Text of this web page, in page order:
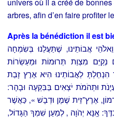
univers où il a créé de
arbres, afin d’en faire profiter
Après la bénédiction il est
וֵאלֹהֵי אֲבוֹתֵינוּ, שֶׁתַּעֲלֵנוּ בְּשִׂמְחָה
נְקַיֵּם מִצְוַת תְּרוּמוֹת וּמַעַשְׂרוֹת
הִנְחַלְתָּ לַאֲבוֹתֵינוּ הִיא אֶרֶץ זָבַת
וּתְהֹמֹת יֹצְאִים בַּבִּקְעָה וּבָהָר:
אֶרֶץ־זֵית שֶׁמֶן וּדְבָשׁ », כַּאֲשֶׁר
אָֽנָּא יְהֹוָה , לְמַעַן שִׁמְךָ הַגָּדוֹל,